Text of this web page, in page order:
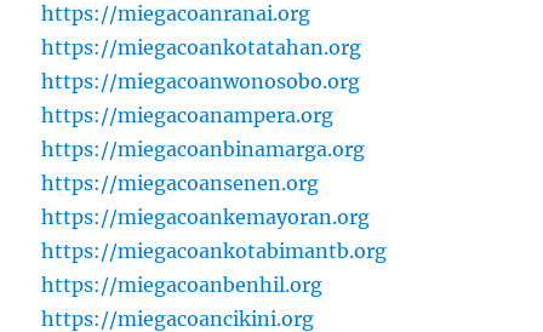
https://miegacoanranai.org
https://miegacoankotatahan.org
https://miegacoanwonosobo.org
https://miegacoanampera.org
https://miegacoanbinamarga.org
https://miegacoansenen.org
https://miegacoankemayoran.org
https://miegacoankotabimantb.org
https://miegacoanbenhil.org
https://miegacoancikini.org